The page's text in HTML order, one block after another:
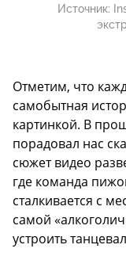
Источник:
Отметим, что
самобытная
картинкой. В
порадовал нас
сюжет видео
где команда
сталкивается с
самой
устроить